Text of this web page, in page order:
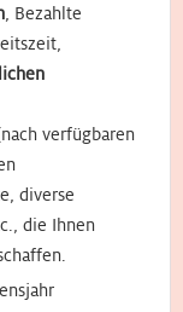
, Bezahlte
verfügbaren
diverse
die Ihnen